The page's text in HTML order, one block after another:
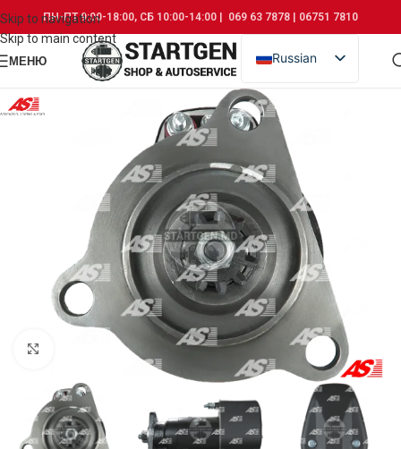
Skip to navigation
Skip to main content
ПН-ПТ 9:00-18:00, СБ 10:00-14:00 | 069 63 7878 | 06751 7810
МЕНЮ
Russian
Romanian
Click to enlarge